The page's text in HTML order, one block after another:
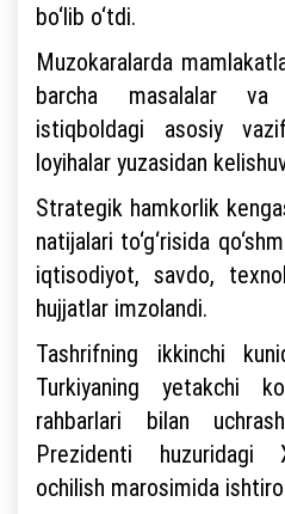
bo‘lib o‘tdi.
Muzokaralarda
barcha masalalar va
istiqboldagi asosiy
loyihalar yuzasidan
Strategik hamkorlik
natijalari to‘g‘risida
iqtisodiyot, savdo,
hujjatlar imzolandi.
Tashrifning ikkinchi
Turkiyaning yetakchi
rahbarlari bilan
Prezidenti huzuridagi
ochilish marosimida